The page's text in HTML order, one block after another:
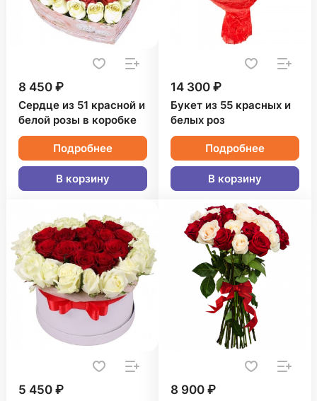
8 450 ₽
Сердце из 51 красной и
белой розы в коробке
Подробнее
В корзину
14 300 ₽
Букет из 55 красных и
белых роз
Подробнее
В корзину
5 450 ₽ 8 900 ₽